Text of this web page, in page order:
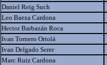
Daniel Reig Such
Leo Baeza Cardona
Hector Barbazán Roca
Ivan Tornero Ortolá
Ivan Delgado Serer
Marc Ruiz Cardona